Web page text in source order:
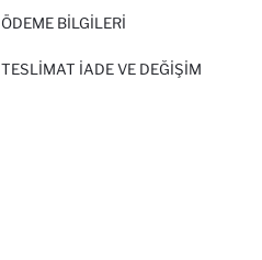
ÖDEME BİLGİLERİ
TESLIMAT İADE VE DEĞIŞIM